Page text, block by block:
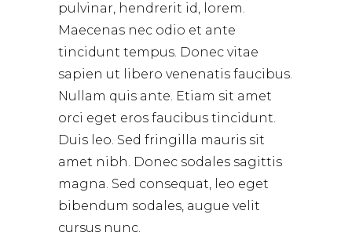
pulvinar, hendrerit id, lorem.
Maecenas nec odio et ante
tincidunt tempus. Donec vitae
sapien ut libero venenatis faucibus.
Nullam quis ante. Etiam sit amet
orci eget eros faucibus tincidunt.
Duis leo. Sed fringilla mauris sit
amet nibh. Donec sodales sagittis
magna. Sed consequat, leo eget
bibendum sodales, augue velit
cursus nunc.